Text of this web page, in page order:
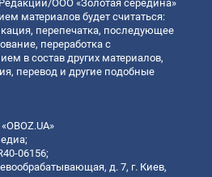
ООО «Золотая середина»
материалов будет считаться:
перепечатка, последующее
переработка с
в состав других материалов,
перевод и другие подобные
06156;
д. 7, г. Киев,